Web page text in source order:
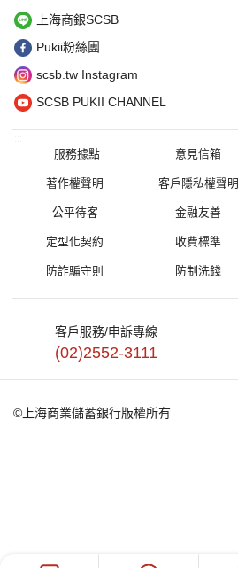
上海商銀SCSB
Pukii粉絲團
scsb.tw Instagram
SCSB PUKII CHANNEL
服務據點 意見信箱
著作權聲明 客戶隱私權聲明
公平待客 金融友善
定型化契約 收費標準
防詐騙守則 防制洗錢
客戶服務/申訴專線
(02)2552-3111
©上海商業儲蓄銀行版權所有